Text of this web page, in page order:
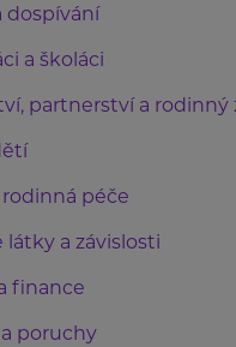
dospívání
a školáci
partnerství a rodinný
péče
látky a závislosti
finance
poruchy